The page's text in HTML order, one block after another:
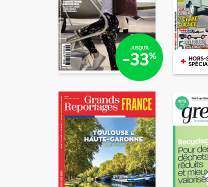
JUSQU'À
-33%
€20
+ HORS-
€10
€40